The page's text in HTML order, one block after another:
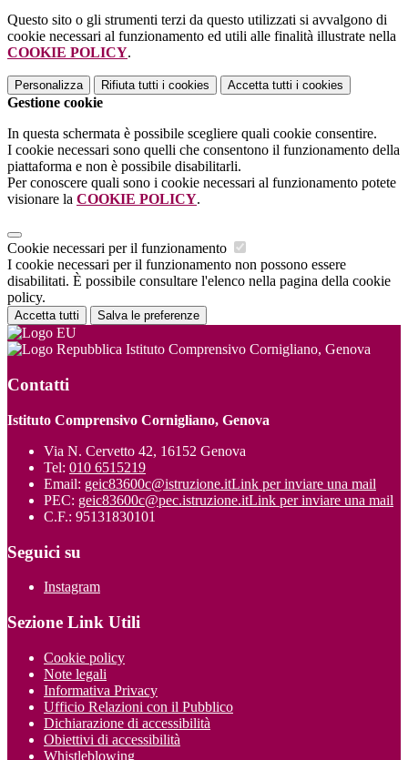
Questo sito o gli strumenti terzi da questo utilizzati si avvalgono di
cookie necessari al funzionamento ed utili alle finalità illustrate nella
COOKIE POLICY.
Personalizza Rifiuta tutti i cookies Accetta tutti i cookies
Gestione cookie
In questa schermata è possibile scegliere quali cookie consentire.
I cookie necessari sono quelli che consentono il funzionamento della
piattaforma e non è possibile disabilitarli.
Per conoscere quali sono i cookie necessari al funzionamento potete
visionare la COOKIE POLICY.
Cookie necessari per il funzionamento
I cookie necessari per il funzionamento non possono essere
disabilitati. È possibile consultare l'elenco nella pagina della cookie
policy.
Accetta tutti Salva le preferenze
Istituto Comprensivo Cornigliano, Genova
Contatti
Istituto Comprensivo Cornigliano, Genova
Via N. Cervetto 42, 16152 Genova
Tel: 010 6515219
Email: geic83600c@istruzione.itLink per inviare una mail
PEC: geic83600c@pec.istruzione.itLink per inviare una mail
C.F.: 95131830101
Seguici su
Instagram
Sezione Link Utili
Cookie policy
Note legali
Informativa Privacy
Ufficio Relazioni con il Pubblico
Dichiarazione di accessibilità
Obiettivi di accessibilità
Whistleblowing